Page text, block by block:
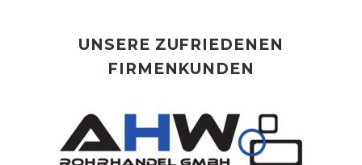
UNSERE ZUFRIEDENEN
FIRMENKUNDEN